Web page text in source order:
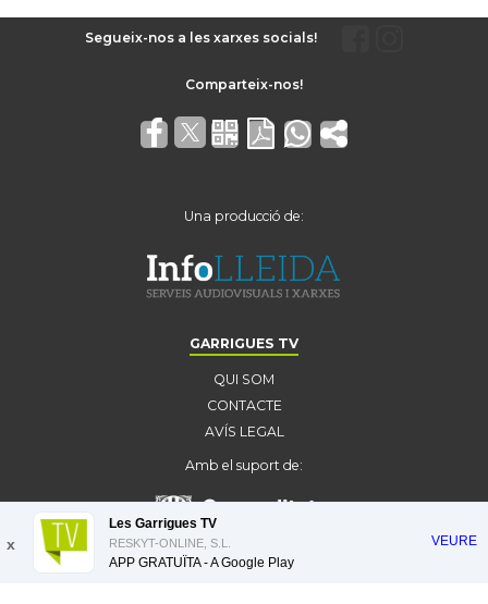
Segueix-nos a les xarxes socials!
Una producció de:
GARRIGUES TV
QUI SOM
CONTACTE
AVÍS LEGAL
Amb el suport de:
x
Les Garrigues TV
RESKYT-ONLINE, S.L.
APP GRATUÏTA - AGoogle Play
VEURE